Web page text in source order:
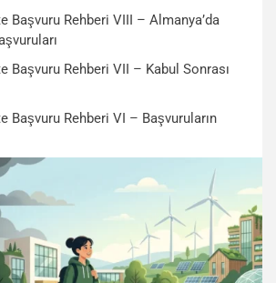
Başvuru Rehberi VIII – Almanya’da
Başvuru Rehberi VII – Kabul Sonrası
Başvuru Rehberi VI – Başvuruların